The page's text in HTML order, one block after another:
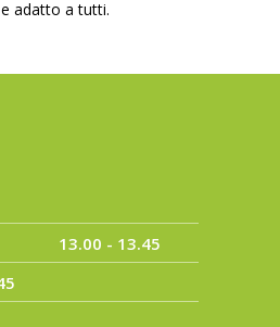
adatto a tutti.
13.00 - 13.45